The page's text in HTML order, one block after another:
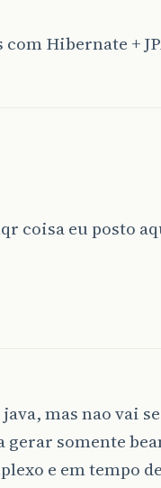
Hibernate +
coisa eu posto
mas nao vai
somente
e em tempo de